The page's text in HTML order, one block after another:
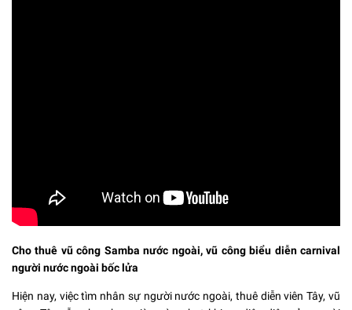
Cho thuê vũ công Samba nước ngoài, vũ công biểu diễn carnival
người nước ngoài bốc lửa
Hiện nay, việc tìm nhân sự người nước ngoài, thuê diễn viên Tây, vũ